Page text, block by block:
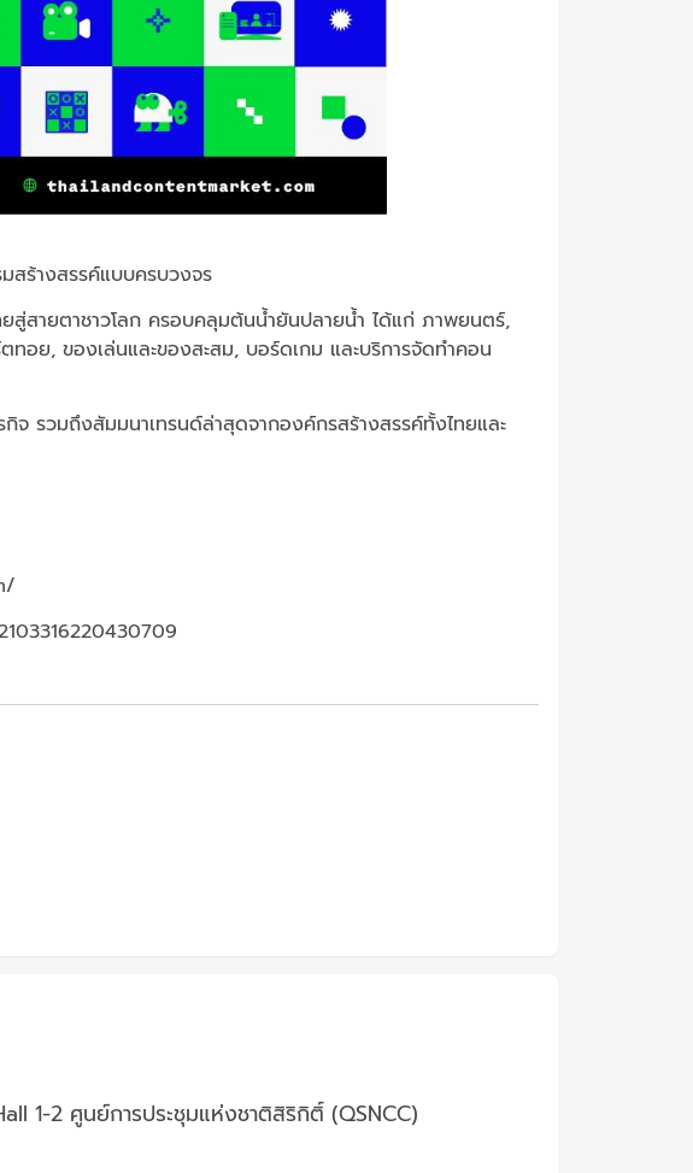
สร้างสรรค์แบบครบวงจร
สู่สายตาชาวโลก ครอบคลุมต้นน้ำยันปลายน้ำ ได้แก่ ภาพยนตร์,
อย, ของเล่นและของสะสม, บอร์ดเกม และบริการจัดทำคอน
รวมถึงสัมมนาเทรนด์ล่าสุดจากองค์กรสร้างสรรค์ทั้งไทยและ
1-2 ศูนย์การประชุมแห่งชาติสิริกิติ์ (QSNCC)